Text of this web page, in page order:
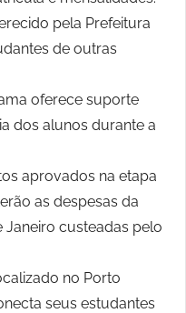
pela Prefeitura
de outras
oferece suporte
dos alunos durante a
aprovados na etapa
as despesas da
Janeiro custeadas pelo
no Porto
seus estudantes